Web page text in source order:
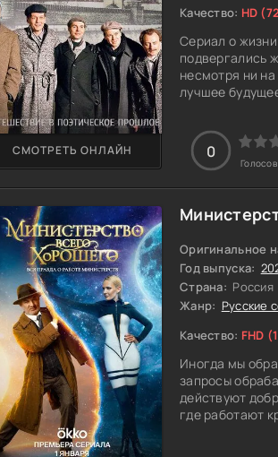
Качество: HD
Сериал о
подвергались
несмотря ни
лучшее
Знаменитые
получается.
жизнь
страстей и
СМОТРЕТЬ ОНЛАЙН 0
Голосов:
Оригинальное
Год выпуска:
Страна: Россия
Жанр: Русские
Качество: FHD
Иногда мы
запросы
действуют
где работают